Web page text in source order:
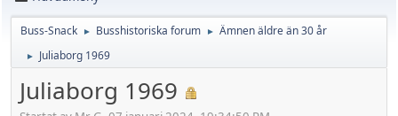
Buss-Snack ► Busshistoriska forum ► Ämnen äldre än 30 år
► Juliaborg 1969
Juliaborg 1969